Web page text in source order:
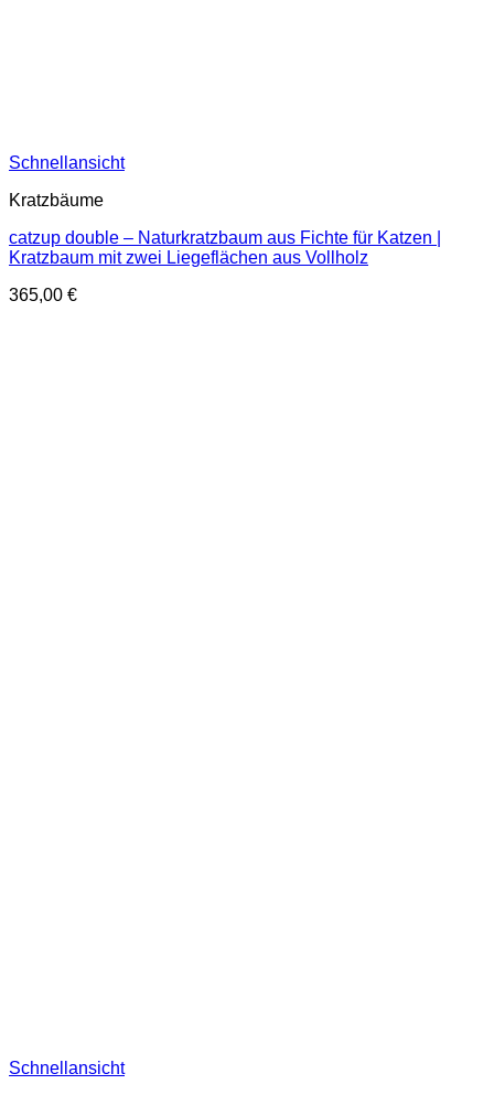
Schnellansicht
Kratzbäume
catzup double – Naturkratzbaum aus Fichte für Katzen |
Kratzbaum mit zwei Liegeflächen aus Vollholz
365,00 €
Schnellansicht